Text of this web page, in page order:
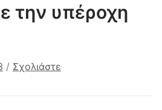
την υπέροχη
/ Σχολιάστε